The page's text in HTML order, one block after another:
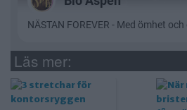
Läs mer: